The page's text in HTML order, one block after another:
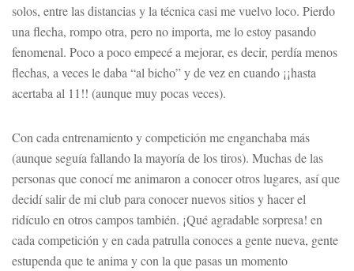
solos, entre las distancias y la técnica casi me vuelvo loco. Pierdo
una flecha, rompo otra, pero no importa, me lo estoy pasando
fenomenal. Poco a poco empecé a mejorar, es decir, perdía menos
flechas, a veces le daba “al bicho” y de vez en cuando ¡¡hasta
acertaba al 11!! (aunque muy pocas veces).
Con cada entrenamiento y competición me enganchaba más
(aunque seguía fallando la mayoría de los tiros). Muchas de las
personas que conocí me animaron a conocer otros lugares, así que
decidí salir de mi club para conocer nuevos sitios y hacer el
ridículo en otros campos también. ¡Qué agradable sorpresa! en
cada competición y en cada patrulla conoces a gente nueva, gente
estupenda que te anima y con la que pasas un momento